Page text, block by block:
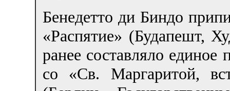
Бенедетто ди Биндо
«Распятие» (Будапешт,
ранее составляло единое
со «Св. Маргаритой,